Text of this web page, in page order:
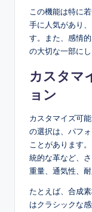
この機能は特に
手に人気があり
す。また、感情
の大切な一部にし
カスタマ
ョン
カスタマイズ可
の選択は、パフ
ことがあります
統的な革など、
重量、通気性、
たとえば、合成
はクラシックな